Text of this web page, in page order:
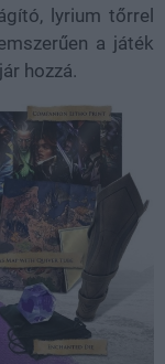
lyrium tőrrel
a játék
hozzá.